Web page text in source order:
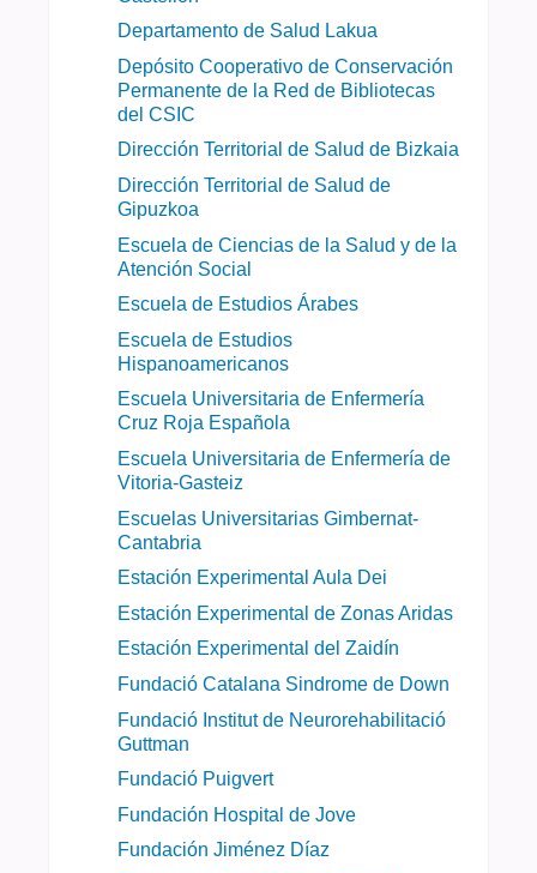
Departamento de Salud Lakua
Depósito Cooperativo de Conservación
Permanente de la Red de Bibliotecas
del CSIC
Dirección Territorial de Salud de Bizkaia
Dirección Territorial de Salud de
Gipuzkoa
Escuela de Ciencias de la Salud y de la
Atención Social
Escuela de Estudios Árabes
Escuela de Estudios
Hispanoamericanos
Escuela Universitaria de Enfermería
Cruz Roja Española
Escuela Universitaria de Enfermería de
Vitoria-Gasteiz
Escuelas Universitarias Gimbernat-
Cantabria
Estación Experimental Aula Dei
Estación Experimental de Zonas Aridas
Estación Experimental del Zaidín
Fundació Catalana Sindrome de Down
Fundació Institut de Neurorehabilitació
Guttman
Fundació Puigvert
Fundación Hospital de Jove
Fundación Jiménez Díaz